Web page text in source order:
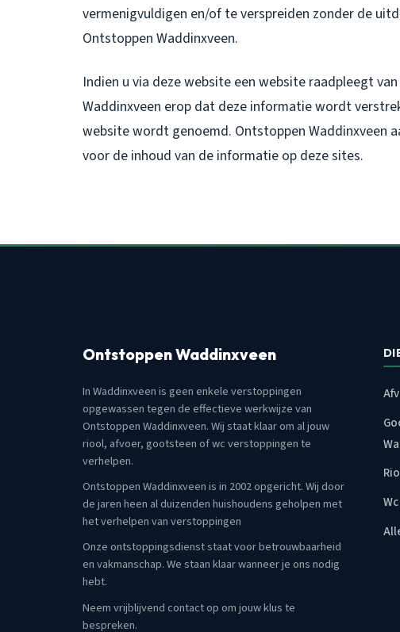
vermenigvuldigen en/of te verspreiden zonder de
Ontstoppen Waddinxveen.
Indien u via deze website een website raadpleegt
Waddinxveen erop dat deze informatie wordt
website wordt genoemd. Ontstoppen Waddinxveen
voor de inhoud van de informatie op deze sites.
Ontstoppen Waddinxveen
In Waddinxveen is geen enkele verstoppingen
opgewassen tegen de effectieve werkwijze van
Ontstoppen Waddinxveen. Wij staat klaar om al jouw
riool, afvoer, gootsteen of wc verstoppingen te
verhelpen.
Ontstoppen Waddinxveen is in 2002 opgericht. Wij door
de jaren heen al duizenden huishoudens geholpen met
het verhelpen van verstoppingen
Onze ontstoppingsdienst staat voor betrouwbaarheid
en vakmanschap. We staan klaar wanneer je ons nodig
hebt.
Neem vrijblijvend contact op om jouw klus te
bespreken.